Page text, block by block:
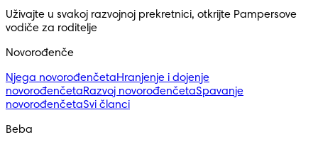
Uživajte u svakoj razvojnoj prekretnici, otkrijte Pampersove
vodiče za roditelje
Novorođenče
Njega novorođenčetaHranjenje i dojenje
novorođenčetaRazvoj novorođenčetaSpavanje
novorođenčetaSvi članci
Beba